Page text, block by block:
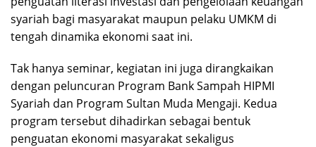
syariah bagi masyarakat maupun pelaku UMKM di
tengah dinamika ekonomi saat ini.
Tak hanya seminar, kegiatan ini juga dirangkaikan
dengan peluncuran Program Bank Sampah HIPMI
Syariah dan Program Sultan Muda Mengaji. Kedua
program tersebut dihadirkan sebagai bentuk
penguatan ekonomi masyarakat sekaligus